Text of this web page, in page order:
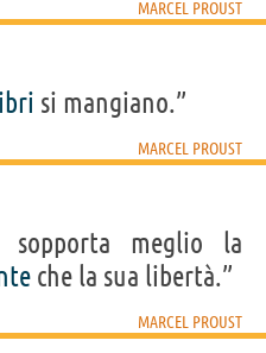
MARCEL PROUST
si mangiano.”
MARCEL PROUST
sopporta meglio la
che la sua libertà.”
MARCEL PROUST